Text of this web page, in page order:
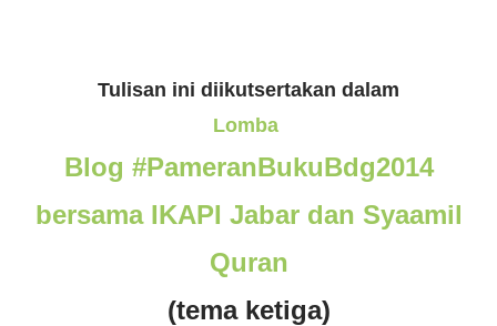
Tulisan ini diikutsertakan dalam
Lomba
Blog #PameranBukuBdg2014
bersama IKAPI Jabar dan Syaamil
Quran
(tema ketiga)